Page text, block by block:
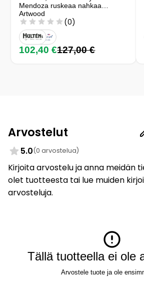
Mendoza ruskeaa nahkaa
Artwood
(0)
102,40 €127,00 €
Arvostelut
5.0(0 arvostelua)
Kirjoita arvostelu ja anna meidän
olet tuotteesta tai lue muiden
arvosteluja.
Tällä tuotteella ei ole
Arvostele tuote ja ole